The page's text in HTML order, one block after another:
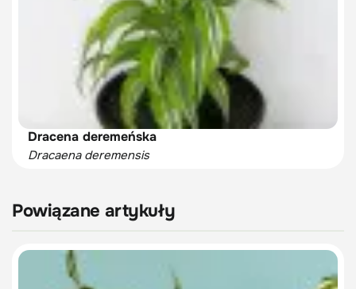
Dracena deremeńska
Dracaena deremensis
Powiązane artykuły